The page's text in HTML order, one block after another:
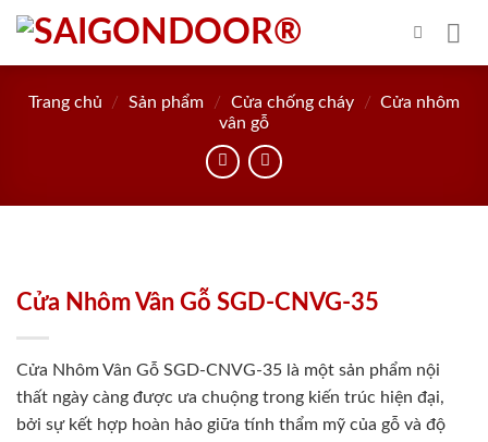
Skip
content
Trang chủ / Sản phẩm / Cửa chống cháy / Cửa nhôm
vân gỗ
Cửa Nhôm Vân Gỗ SGD-CNVG-35
Cửa Nhôm Vân Gỗ SGD-CNVG-35 là một sản phẩm nội
thất ngày càng được ưa chuộng trong kiến trúc hiện đại,
bởi sự kết hợp hoàn hảo giữa tính thẩm mỹ của gỗ và độ